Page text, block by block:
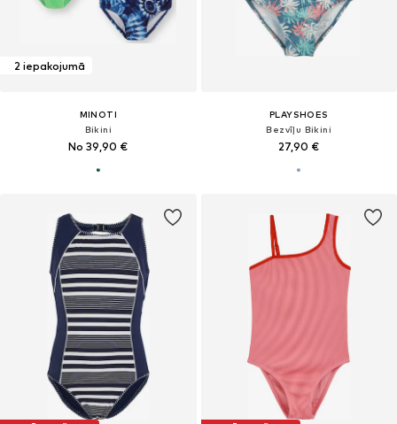
2 iepakojumā
MINOTI
Bikini
No 39,90 €
PLAYSHOES
Bezvīļu Bikini
27,90 €